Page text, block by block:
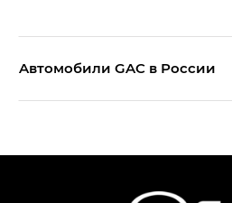
Aвтомобили GAC в России
Эс Икс ПРЕМИУМ — SX
S7 — Эс 7 (S7) в